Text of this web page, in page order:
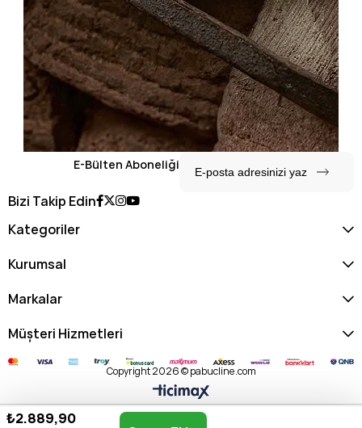
E-Bülten Aboneliği
Bizi Takip Edin
Kategoriler
Kurumsal
Markalar
Müşteri Hizmetleri
Copyright 2026 © pabucline.com
₺2.889,90